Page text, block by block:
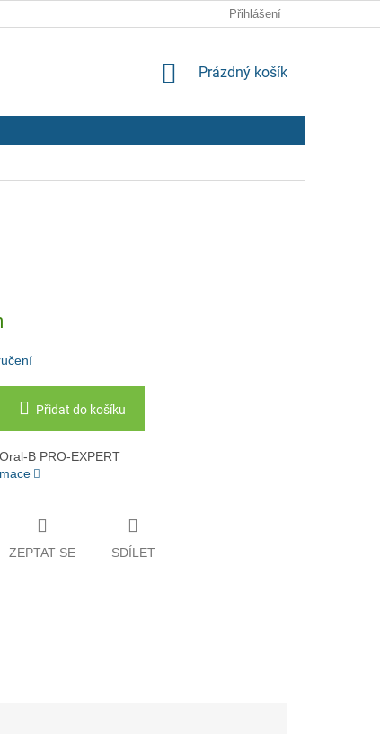
ZPRACOVÁNÍ OSOBNÍCH ÚDAJŮPřihlášení
NÁKUPNÍ
Prázdný košík
Přidat do košíku
B PRO-EXPERT
ZEPTAT SE SDÍLET